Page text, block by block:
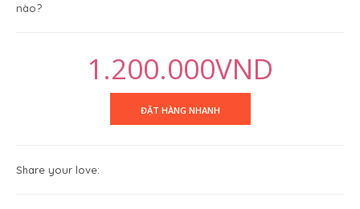
nào?
1.200.000VND
Share your love: